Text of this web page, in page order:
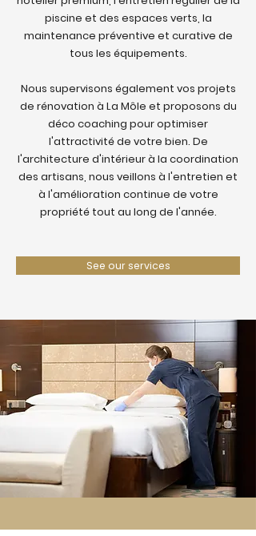
piscine et des espaces verts, la
maintenance préventive et curative de
tous les équipements.
Nous supervisons également vos projets
de rénovation à La Môle et proposons du
déco coaching pour optimiser
l'attractivité de votre bien. De
l'architecture d'intérieur à la coordination
des artisans, nous veillons à l'entretien et
à l'amélioration continue de votre
propriété tout au long de l'année.
See our services